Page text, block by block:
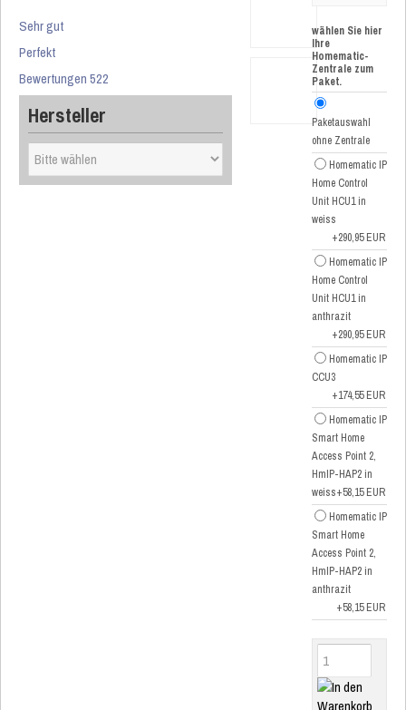
Sehr gut
Perfekt
Bewertungen 522
Hersteller
wählen Sie hier
Ihre
Homematic-
Zentrale zum
Paket.
Paketauswahl
ohne Zentrale
Homematic IP
Home Control
Unit HCU1 in
weiss
+290,95 EUR
Homematic IP
Home Control
Unit HCU1 in
anthrazit
+290,95 EUR
Homematic IP
CCU3
+174,55 EUR
Homematic IP
Smart Home
Access Point 2,
HmIP-HAP2 in
weiss+58,15 EUR
Homematic IP
Smart Home
Access Point 2,
HmIP-HAP2 in
anthrazit
+58,15 EUR